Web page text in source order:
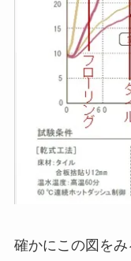
確かにこの図を